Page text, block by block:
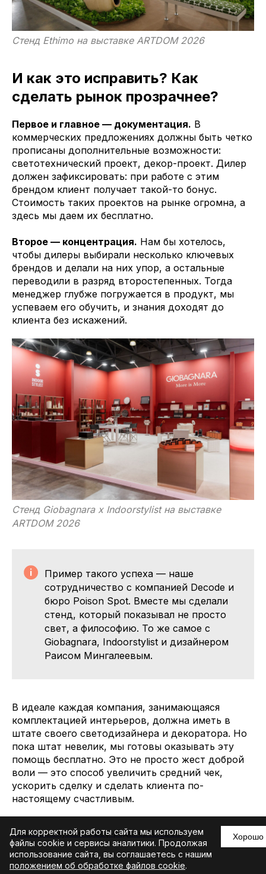
Для корректной работы сайта мы используем
файлы cookie и сервисы аналитики. Продолжая
использование сайта, вы соглашаетесь с нашим
положением об обработке файлов cookie.
Хорошо
Стенд Ethimo на выставке ARTDOM 2026
И как это исправить? Как
сделать рынок прозрачнее?
Первое и главное — документация. В
коммерческих предложениях должны быть четко
прописаны дополнительные возможности:
светотехнический проект, декор-проект. Дилер
должен зафиксировать: при работе с этим
брендом клиент получает такой-то бонус.
Стоимость таких проектов на рынке огромна, а
здесь мы даем их бесплатно.
Второе — концентрация. Нам бы хотелось,
чтобы дилеры выбирали несколько ключевых
брендов и делали на них упор, а остальные
переводили в разряд второстепенных. Тогда
менеджер глубже погружается в продукт, мы
успеваем его обучить, и знания доходят до
клиента без искажений.
Стенд Giobagnara x Indoorstylist на выставке
ARTDOM 2026
Пример такого успеха — наше
сотрудничество с компанией Decode и
бюро Poison Spot. Вместе мы сделали
стенд, который показывал не просто
свет, а философию. То же самое с
Giobagnara, Indoorstylist и дизайнером
Раисом Мингалеевым.
В идеале каждая компания, занимающаяся
комплектацией интерьеров, должна иметь в
штате своего светодизайнера и декоратора. Но
пока штат невелик, мы готовы оказывать эту
помощь бесплатно. Это не просто жест доброй
воли — это способ увеличить средний чек,
ускорить сделку и сделать клиента по-
настоящему счастливым.
Текст: Юлия Кузьмина, шеф-редактор ARTDOM